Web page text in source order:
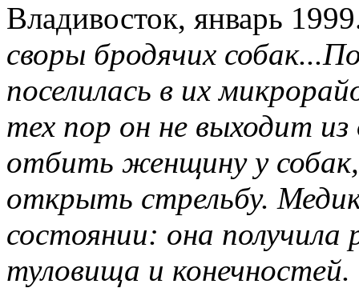
Владивосток, январь
своры бродячих
поселилась в их
тех пор он не выходит
отбить женщину у
открыть стрельбу.
состоянии: она
туловища и конечностей.